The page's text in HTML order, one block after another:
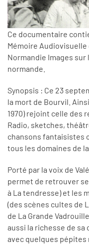
Ce documentaire
Mémoire
Normandie Images
normande.
Synopsis : Ce 23
la mort de Bourvil.
1970) rejoint celle des
Radio, sketches,
chansons fantaisistes
tous les domaines de
Porté par la voix de
permet de retrouver
à La tendresse) et les
(des scènes cultes de
de La Grande
aussi la richesse de sa
avec quelques pépites